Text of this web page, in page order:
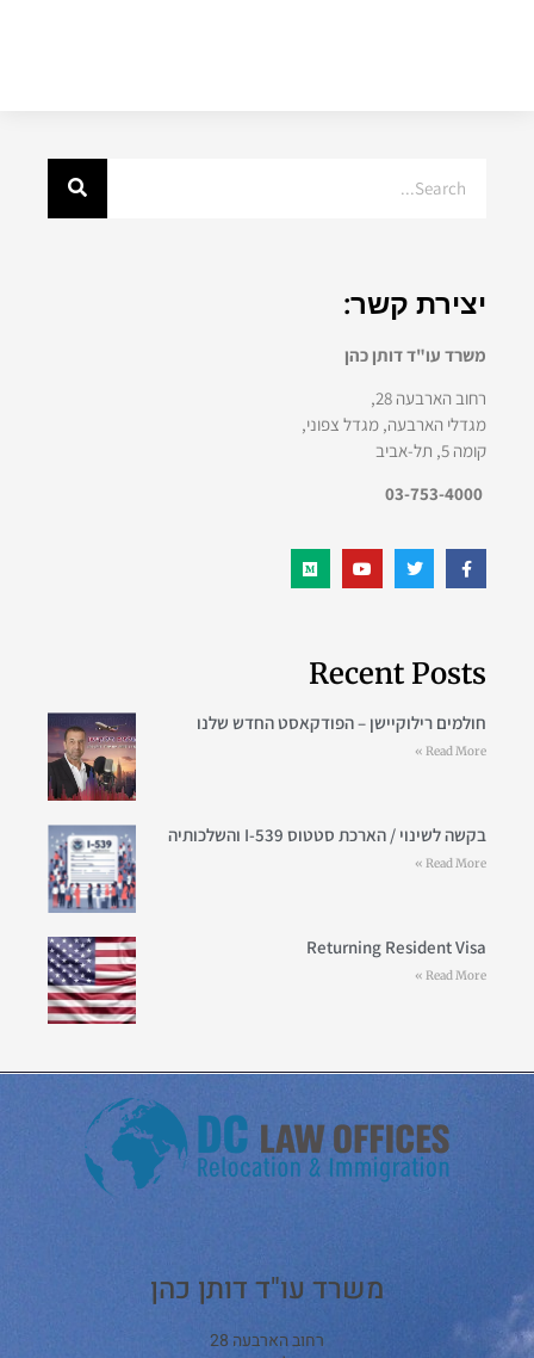
יצירת קשר:
משרד עו"ד דותן כהן
רחוב הארבעה 28,
מגדלי הארבעה, מגדל צפוני,
קומה 5, תל-אביב
Recent Posts
חולמים רילוקיישן – הפודקאסט החדש שלנו
Read More »
בקשה לשינוי / הארכת סטטוס I-539 והשלכותיה
Read More »
Returning Resident Visa
Read More »
משרד עו"ד דותן כהן
רחוב הארבעה 28